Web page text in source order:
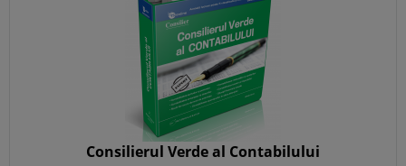
Consilierul Verde al Contabilului